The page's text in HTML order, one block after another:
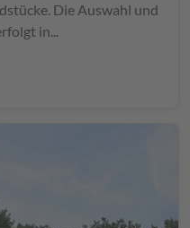
Die Auswahl und
in...